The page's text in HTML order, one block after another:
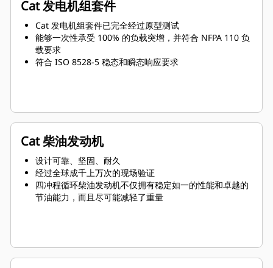
Cat 发电机组套件
Cat 发电机组套件已完全经过原型测试
能够一次性承受 100% 的负载突增，并符合 NFPA 110 负
载要求
符合 ISO 8528-5 稳态和瞬态响应要求
Cat 柴油发动机
设计可靠、坚固、耐久
经过全球成千上万次的现场验证
四冲程循环柴油发动机不仅拥有稳定如一的性能和卓越的
节油能力，而且尽可能减轻了重量